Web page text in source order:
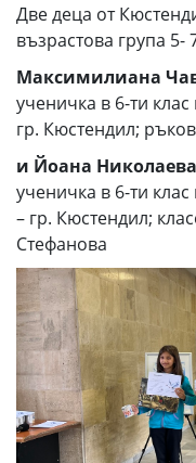
Две деца от
възрастова група 5-
Максимилиана
ученичка в 6-ти
гр. Кюстендил;
и Йоана
ученичка в 6-ти
– гр. Кюстендил;
Стефанова